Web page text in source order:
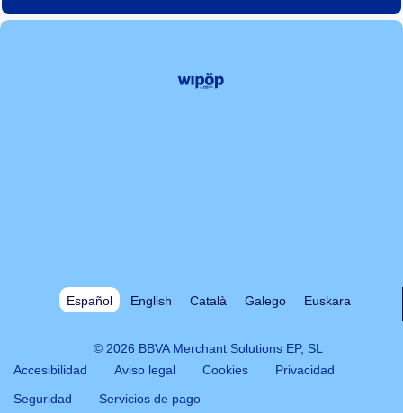
Español English Català Galego Euskara
© 2026 BBVA Merchant Solutions EP, SL
Accesibilidad
Aviso legal Cookies
Privacidad
Seguridad
Servicios de pago